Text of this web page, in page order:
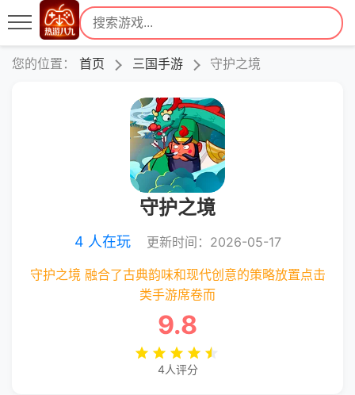
您的位置： 首页 三国手游 守护之境
守护之境
4 人在玩 更新时间：2026-05-17
守护之境 融合了古典韵味和现代创意的策略放置点击
类手游席卷而
9.8
4人评分